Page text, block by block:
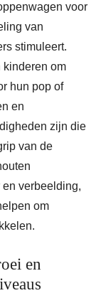
voor
van
stimuleert.
kinderen om
hun pop of
en
zijn die
van de
verbeelding,
om
en